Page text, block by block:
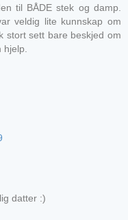
til BÅDE stek og damp.
veldig lite kunnskap om
stort sett bare beskjed om
datter :)